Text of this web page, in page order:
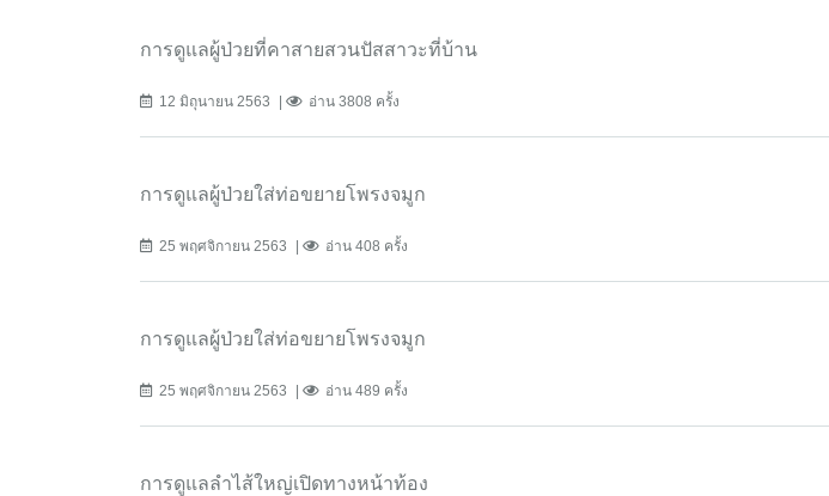
การดูแลผู้ป่วยที่คาสายสวนปัสสาวะที่บ้าน
12 มิถุนายน 2563 อ่าน 3808 ครั้ง
การดูแลผู้ป่วยใส่ท่อขยายโพรงจมูก
25 พฤศจิกายน 2563 อ่าน 408 ครั้ง
การดูแลผู้ป่วยใส่ท่อขยายโพรงจมูก
25 พฤศจิกายน 2563 อ่าน 489 ครั้ง
การดูแลลำไส้ใหญ่เปิดทางหน้าท้อง